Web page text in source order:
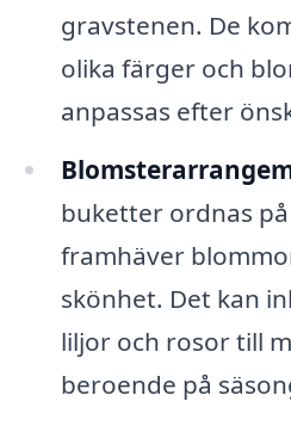
gravstenen. De
olika färger och
anpassas efter
buketter ordnas
framhäver
skönhet. Det kan
liljor och rosor till
beroende på